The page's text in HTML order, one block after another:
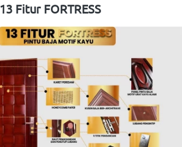
13 Fitur FORTRESS